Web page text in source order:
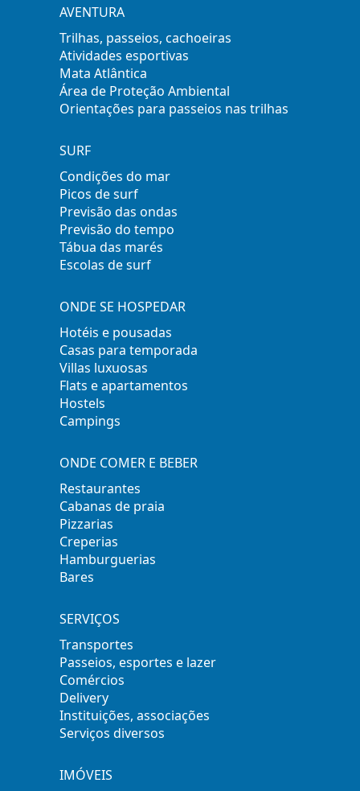
AVENTURA
Trilhas, passeios, cachoeiras
Atividades esportivas
Mata Atlântica
Área de Proteção Ambiental
Orientações para passeios nas trilhas
SURF
Condições do mar
Picos de surf
Previsão das ondas
Previsão do tempo
Tábua das marés
Escolas de surf
ONDE SE HOSPEDAR
Hotéis e pousadas
Casas para temporada
Villas luxuosas
Flats e apartamentos
Hostels
Campings
ONDE COMER E BEBER
Restaurantes
Cabanas de praia
Pizzarias
Creperias
Hamburguerias
Bares
SERVIÇOS
Transportes
Passeios, esportes e lazer
Comércios
Delivery
Instituições, associações
Serviços diversos
IMÓVEIS